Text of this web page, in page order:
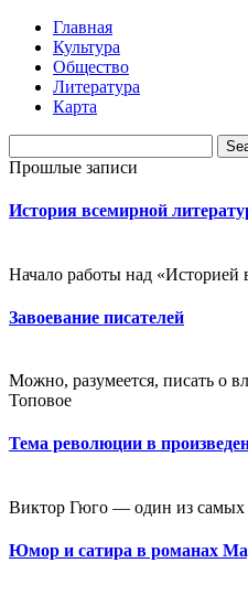
Главная
Культура
Общество
Литература
Карта
Прошлые записи
История всемирной
Начало работы над «Историей
Завоевание писателей
Можно, разумеется, писать о
Топовое
Тема революции в
Виктор Гюго — один из самых
Юмор и сатира в романах